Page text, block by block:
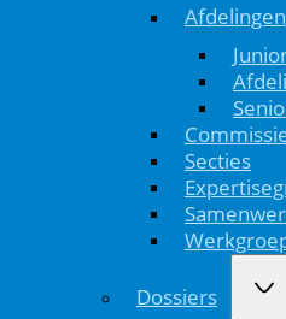
Afdelingen
Secties
Dossiers
Winterklas